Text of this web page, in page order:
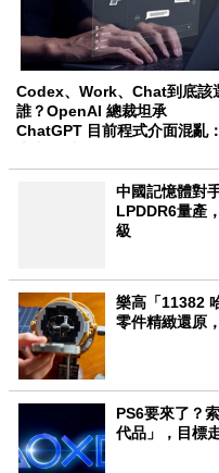
Codex、Work、Chat到底該
誰？OpenAI 總裁坦承
ChatGPT 目前程式介面混亂：
中國記憶體對
LPDDR6量產
級
樂高「11382
零件精緻還原
PS6要來了？
代品」，目標